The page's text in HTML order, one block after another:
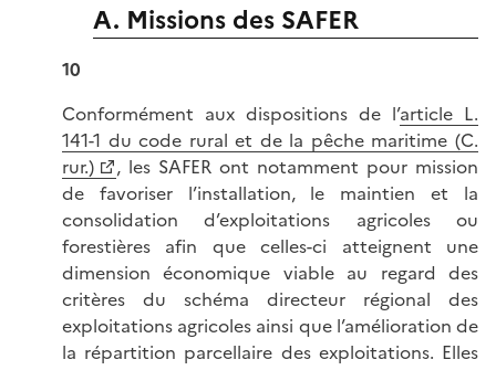
A. Missions des SAFER
10
Conformément aux dispositions de l’article L.
141-1 du code rural et de la pêche maritime (C.
rur.)
, les SAFER ont notamment pour mission
de favoriser l’installation, le maintien et la
consolidation d’exploitations agricoles ou
forestières afin que celles-ci atteignent une
dimension économique viable au regard des
critères du schéma directeur régional des
exploitations agricoles ainsi que l’amélioration de
la répartition parcellaire des exploitations. Elles